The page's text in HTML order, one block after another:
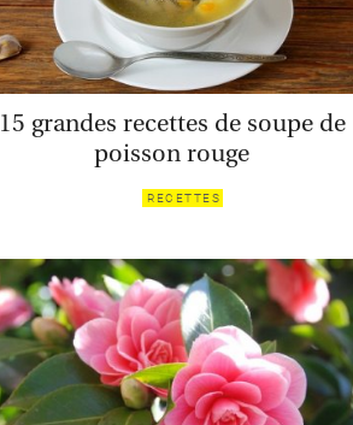
15 grandes recettes de soupe de
poisson rouge
RECETTES